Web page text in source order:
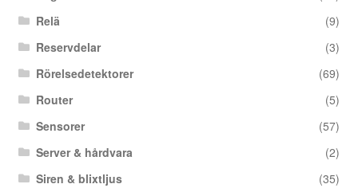
Relä
(9)
Reservdelar
(3)
Rörelsedetektorer
(69)
Router
(5)
Sensorer
(57)
Server & hårdvara
(2)
Siren & blixtljus
(35)